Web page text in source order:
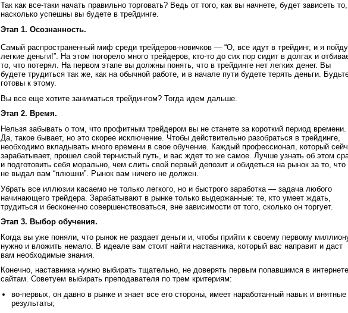
Так как все-таки начать правильно торговать? Ведь от того, как вы начнете, будет зависеть то,
насколько успешны вы будете в трейдинге.
Этап 1. Осознанность.
Самый распространенный миф среди трейдеров-новичков — “О, все идут в трейдинг, и я пойду,
легкие деньги!”. На этом погорело много трейдеров, кто-то до сих пор сидит в долгах и
то, что потерял. На первом этапе вы должны понять, что в трейдинге нет легких денег. Вы
будете трудиться так же, как на обычной работе, и в начале пути будете терять деньги.
готовы к этому.
Вы все еще хотите заниматься трейдингом? Тогда идем дальше.
Этап 2. Время.
Нельзя забывать о том, что профитным трейдером вы не станете за короткий период времени.
Да, такое бывает, но это скорее исключение. Чтобы действительно разобраться в трейдинге,
необходимо вкладывать много времени в свое обучение. Каждый профессионал, который
зарабатывает, прошел свой тернистый путь, и вас ждет то же самое. Лучше узнать об этом
и подготовить себя морально, чем слить свой первый депозит и обидеться на рынок за то, что
не выдал вам “плюшки”. Рынок вам ничего не должен.
Убрать все иллюзии касаемо не только легкого, но и быстрого заработка — задача любого
начинающего трейдера. Зарабатывают в рынке только выдержанные: те, кто умеет ждать,
трудиться и бесконечно совершенствоваться, вне зависимости от того, сколько он торгует.
Этап 3. Выбор обучения.
Когда вы уже поняли, что рынок не раздает деньги и, чтобы прийти к своему первому
нужно и вложить немало. В идеале вам стоит найти наставника, который вас направит и даст
вам необходимые знания.
Конечно, наставника нужно выбирать тщательно, не доверять первым попавшимся в интернете
сайтам. Советуем выбирать преподавателя по трем критериям:
во-первых, он давно в рынке и знает все его стороны, имеет наработанный навык и внятные
результаты;